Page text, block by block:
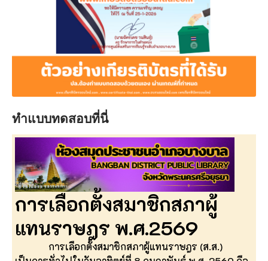
ทำแบบทดสอบที่นี่